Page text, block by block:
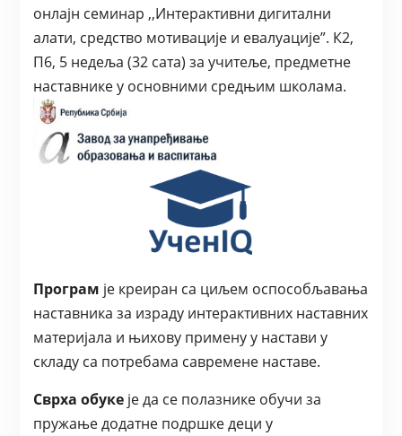
онлајн семинар ,,Интерактивни дигитални
алати, средство мотивације и евалуације”. К2,
П6, 5 недеља (32 сата) за учитеље, предметне
наставнике у основними средњим школама.
Програм је креиран са циљем оспособљавања
наставника за израду интерактивних наставних
материјала и њихову примену у настави у
складу са потребама савремене наставе.
Сврха обукеје да се полазнике обучи за
пружање додатне подршке деци у